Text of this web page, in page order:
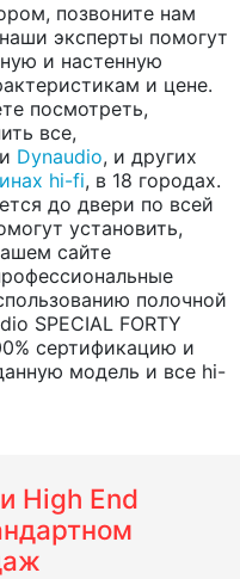
позвоните нам
эксперты помогут
и настенную
и цене.
посмотреть,
все,
Dynaudio, и других
hi-fi, в 18 городах.
до двери по всей
установить,
сайте
полочной
SPECIAL FORTY
сертификацию и
модель и все hi-
High End